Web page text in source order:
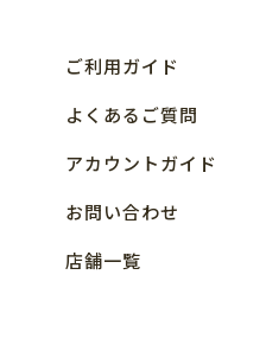
ご利用ガイド
よくあるご質問
アカウントガイド
お問い合わせ
店舗⼀覧